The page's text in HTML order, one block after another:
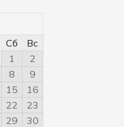
Сб
Вс
1
2
8
9
15
16
22
23
29
30